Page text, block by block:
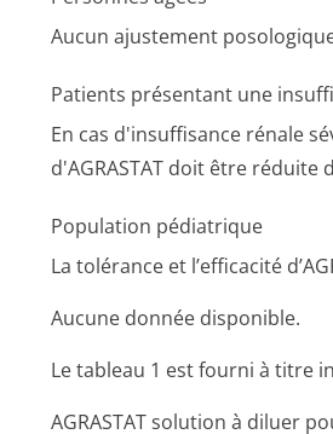
Aucun ajustement
Patients présentant une
En cas d'insuffisance rénale
d'AGRASTAT doit être réduite
Population pédiatrique
La tolérance et l’efficacité
Aucune donnée disponible.
Le tableau 1 est fourni à titre
AGRASTAT solution à diluer